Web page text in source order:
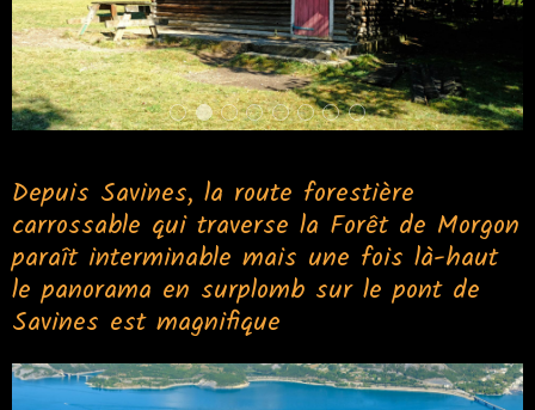
Depuis Savines, la route forestière
carrossable qui traverse la Forêt de Morgon
paraît interminable mais une fois là-haut
le panorama en surplomb sur le pont de
Savines est magnifique